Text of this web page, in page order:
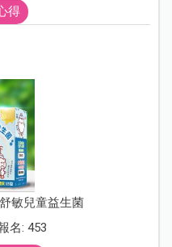
得
敏兒童益生菌
名: 453